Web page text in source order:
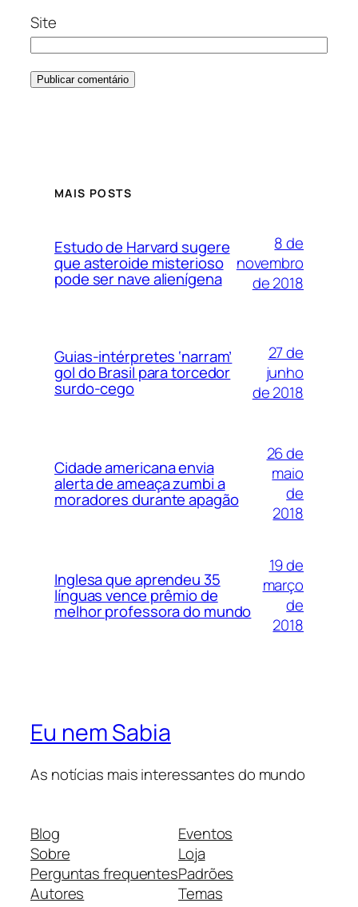
Site
MAIS POSTS
Estudo de Harvard sugere
que asteroide misterioso
pode ser nave alienígena
8 de
novembro
de 2018
Guias-intérpretes ‘narram’
gol do Brasil para torcedor
surdo-cego
27 de
junho
de 2018
Cidade americana envia
alerta de ameaça zumbi a
moradores durante apagão
26 de
maio
de
2018
Inglesa que aprendeu 35
línguas vence prêmio de
melhor professora do mundo
19 de
março
de
2018
Eu nem Sabia
As notícias mais interessantes do mundo
Blog
Sobre
Perguntas frequentes
Autores
Eventos
Loja
Padrões
Temas